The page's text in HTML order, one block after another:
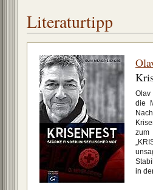
Literaturtipp
Olav
die
in